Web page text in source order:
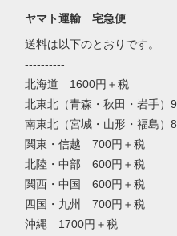
ヤマト運輸 宅急便
送料は以下のとおりです。
----------
北海道 1600円＋税
北東北（青森・秋田・岩手）
南東北（宮城・山形・福島）
関東・信越 700円＋税
北陸・中部 600円＋税
関西・中国 600円＋税
四国・九州 700円＋税
沖縄 1700円＋税